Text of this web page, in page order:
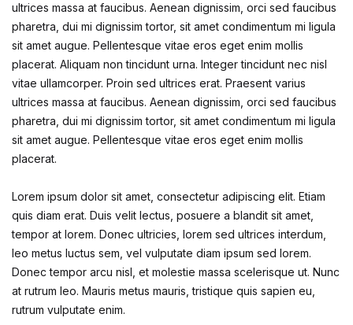
ultrices massa at faucibus. Aenean dignissim, orci sed faucibus
pharetra, dui mi dignissim tortor, sit amet condimentum mi ligula
sit amet augue. Pellentesque vitae eros eget enim mollis
placerat. Aliquam non tincidunt urna. Integer tincidunt nec nisl
vitae ullamcorper. Proin sed ultrices erat. Praesent varius
ultrices massa at faucibus. Aenean dignissim, orci sed faucibus
pharetra, dui mi dignissim tortor, sit amet condimentum mi ligula
sit amet augue. Pellentesque vitae eros eget enim mollis
placerat.
Lorem ipsum dolor sit amet, consectetur adipiscing elit. Etiam
quis diam erat. Duis velit lectus, posuere a blandit sit amet,
tempor at lorem. Donec ultricies, lorem sed ultrices interdum,
leo metus luctus sem, vel vulputate diam ipsum sed lorem.
Donec tempor arcu nisl, et molestie massa scelerisque ut. Nunc
at rutrum leo. Mauris metus mauris, tristique quis sapien eu,
rutrum vulputate enim.